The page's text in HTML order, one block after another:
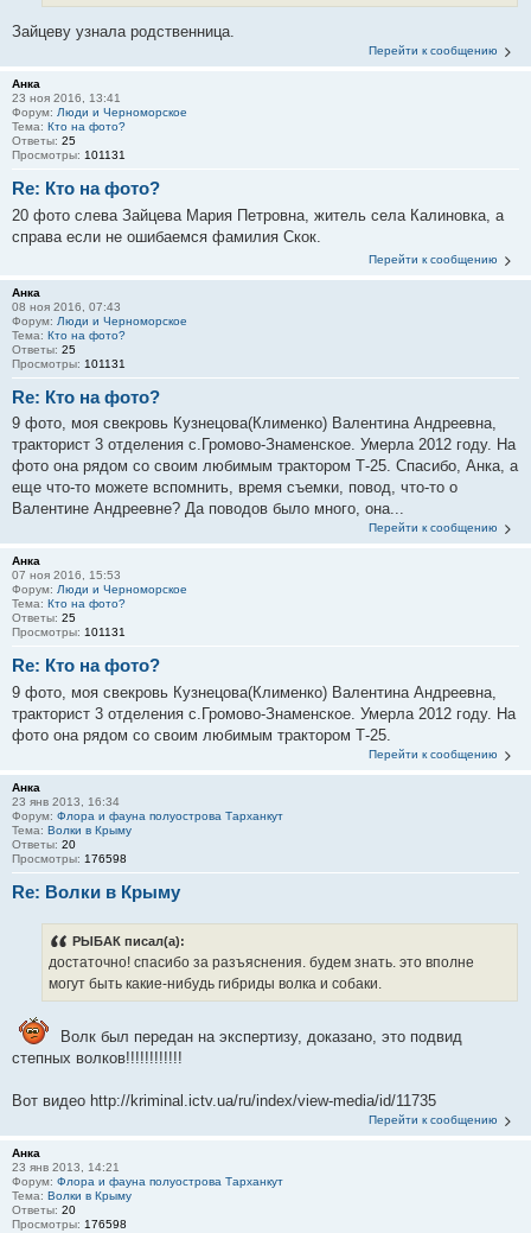
Зайцеву узнала родственница.
Перейти к сообщению
Анка
23 ноя 2016, 13:41
Форум: Люди и Черноморское
Тема: Кто на фото?
Ответы: 25
Просмотры: 101131
Re: Кто на фото?
20 фото слева Зайцева Мария Петровна, житель села Калиновка, а
справа если не ошибаемся фамилия Скок.
Перейти к сообщению
Анка
08 ноя 2016, 07:43
Форум: Люди и Черноморское
Тема: Кто на фото?
Ответы: 25
Просмотры: 101131
Re: Кто на фото?
9 фото, моя свекровь Кузнецова(Клименко) Валентина Андреевна,
тракторист 3 отделения с.Громово-Знаменское. Умерла 2012 году. На
фото она рядом со своим любимым трактором Т-25. Спасибо, Анка, а
еще что-то можете вспомнить, время съемки, повод, что-то о
Валентине Андреевне? Да поводов было много, она...
Перейти к сообщению
Анка
07 ноя 2016, 15:53
Форум: Люди и Черноморское
Тема: Кто на фото?
Ответы: 25
Просмотры: 101131
Re: Кто на фото?
9 фото, моя свекровь Кузнецова(Клименко) Валентина Андреевна,
тракторист 3 отделения с.Громово-Знаменское. Умерла 2012 году. На
фото она рядом со своим любимым трактором Т-25.
Перейти к сообщению
Анка
23 янв 2013, 16:34
Форум: Флора и фауна полуострова Тарханкут
Тема: Волки в Крыму
Ответы: 20
Просмотры: 176598
Re: Волки в Крыму
РЫБАК писал(а):
достаточно! спасибо за разъяснения. будем знать. это вполне
могут быть какие-нибудь гибриды волка и собаки.
Волк был передан на экспертизу, доказано, это подвид
степных волков!!!!!!!!!!!!
Вот видео http://kriminal.ictv.ua/ru/index/view-media/id/11735
Перейти к сообщению
Анка
23 янв 2013, 14:21
Форум: Флора и фауна полуострова Тарханкут
Тема: Волки в Крыму
Ответы: 20
Просмотры: 176598